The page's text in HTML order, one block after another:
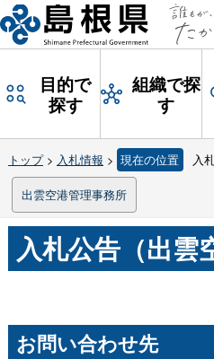
目的で
探す
組織で探
す
トップ> 入札情報 > 現在の位置 入
出雲空港管理事務所
入札公告（出雲
お問い合わせ先